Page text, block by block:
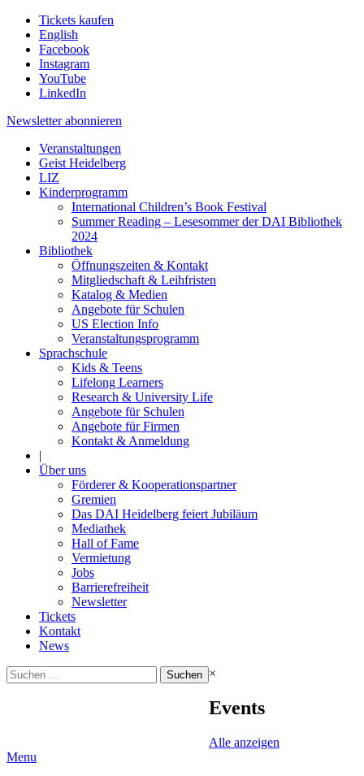
Tickets kaufen
English
Facebook
Instagram
YouTube
LinkedIn
Newsletter abonnieren
Veranstaltungen
Geist Heidelberg
LIZ
Kinderprogramm
International Children’s Book Festival
Summer Reading – Lesesommer der DAI Bibliothek
2024
Bibliothek
Öffnungszeiten & Kontakt
Mitgliedschaft & Leihfristen
Katalog & Medien
Angebote für Schulen
US Election Info
Veranstaltungsprogramm
Sprachschule
Kids & Teens
Lifelong Learners
Research & University Life
Angebote für Schulen
Angebote für Firmen
Kontakt & Anmeldung
|
Über uns
Förderer & Kooperationspartner
Gremien
Das DAI Heidelberg feiert Jubiläum
Mediathek
Hall of Fame
Vermietung
Jobs
Barrierefreiheit
Newsletter
Tickets
Kontakt
News
Suchen
nach:
×
Events
Alle anzeigen
Menu